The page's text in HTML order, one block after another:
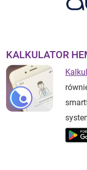
KALKULATOR